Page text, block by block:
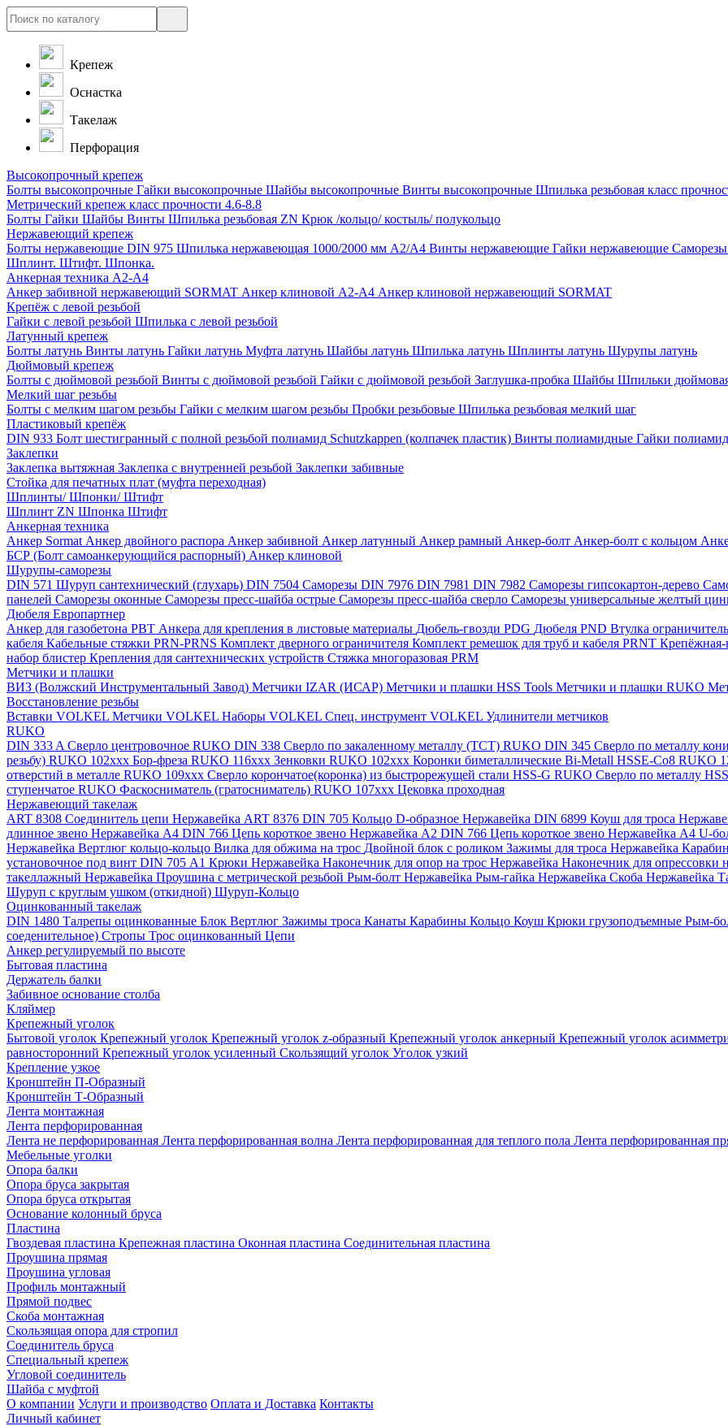
Крепеж
Оснастка
Такелаж
Перфорация
Высокопрочный крепеж
Болты высокопрочные Гайки высокопрочные Шайбы высокопрочные Винты высокопрочные Шпилька резьбовая класс
Метрический крепеж класс прочности 4.6-8.8
Болты Гайки Шайбы Винты Шпилька резьбовая ZN Крюк /кольцо/ костыль/ полукольцо
Нержавеющий крепеж
Болты нержавеющие DIN 975 Шпилька нержавеющая 1000/2000 мм А2/А4 Винты нержавеющие Гайки нержавеющие
Шплинт. Штифт. Шпонка.
Анкерная техника А2-А4
Анкер забивной нержавеющий SORMAT Анкер клиновой A2-A4 Анкер клиновой нержавеющий SORMAT
Крепёж с левой резьбой
Гайки с левой резьбой Шпилька с левой резьбой
Латунный крепеж
Болты латунь Винты латунь Гайки латунь Муфта латунь Шайбы латунь Шпилька латунь Шплинты латунь Шурупы латунь
Дюймовый крепеж
Болты с дюймовой резьбой Винты с дюймовой резьбой Гайки с дюймовой резьбой Заглушка-пробка Шайбы Шпильки дюймовая
Мелкий шаг резьбы
Болты с мелким шагом резьбы Гайки с мелким шагом резьбы Пробки резьбовые Шпилька резьбовая мелкий шаг
Пластиковый крепёж
DIN 933 Болт шестигранный с полной резьбой полиамид Schutzkappen (колпачек пластик) Винты полиамидные Гайки
Заклепки
Заклепка вытяжная Заклепка с внутренней резьбой Заклепки забивные
Стойка для печатных плат (муфта переходная)
Шплинты/ Шпонки/ Штифт
Шплинт ZN Шпонка Штифт
Анкерная техника
Анкер Sormat Анкер двойного распора Анкер забивной Анкер латунный Анкер рамный Анкер-болт Анкер-болт с кольцом
БСР (Болт самоанкерующийся распорный) Анкер клиновой
Шурупы-саморезы
DIN 571 Шуруп сантехнический (глухарь) DIN 7504 Саморезы DIN 7976 DIN 7981 DIN 7982 Саморезы гипсокартон-дерево
панелей Саморезы оконные Саморезы пресс-шайба острые Саморезы пресс-шайба сверло Саморезы универсальные желтый
Дюбеля Европартнер
Анкер для газобетона PBT Анкера для крепления в листовые материалы Дюбель-гвозди PDG Дюбеля PND Втулка
кабеля Кабельные стяжки PRN-PRNS Комплект дверного ограничителя Комплект ремешок для труб и кабеля PRNT Крепёжная-
набор блистер Крепления для сантехнических устройств Стяжка многоразовая PRM
Метчики и плашки
ВИЗ (Волжский Инструментальный Завод) Метчики IZAR (ИСАР) Метчики и плашки HSS Tools Метчики и плашки RUKO
Восстановление резьбы
Вставки VOLKEL Метчики VOLKEL Наборы VOLKEL Спец. инструмент VOLKEL Удлинители метчиков
RUKO
DIN 333 A Сверло центровочное RUKO DIN 338 Сверло по закаленному металлу (ТСТ) RUKO DIN 345 Сверло по металлу
резьбу) RUKO 102xxx Бор-фреза RUKO 116xxx Зенковки RUKO 102xxx Коронки биметаллические Bi-Metall HSSE-Co8 RUKO
отверстий в металле RUKO 109ххх Сверло корончатое(коронка) из быстрорежущей стали HSS-G RUKO Сверло по металлу
ступенчатое RUKO Фаскосниматель (гратосниматель) RUKO 107xxx Цековка проходная
Нержавеющий такелаж
ART 8308 Соединитель цепи Нержавейка ART 8376 DIN 705 Кольцо D-образное Нержавейка DIN 6899 Коуш для троса
длинное звено Нержавейка A4 DIN 766 Цепь короткое звено Нержавейка A2 DIN 766 Цепь короткое звено Нержавейка А4 U-
Нержавейка Вертлюг кольцо-кольцо Вилка для обжима на трос Двойной блок с роликом Зажимы для троса Нержавейка
установочное под винт DIN 705 А1 Крюки Нержавейка Наконечник для опор на трос Нержавейка Наконечник для опрессовки
такеллажный Нержавейка Проушина с метрической резьбой Рым-болт Нержавейка Рым-гайка Нержавейка Скоба Нержавейка
Шуруп с круглым ушком (откидной) Шуруп-Кольцо
Оцинкованный такелаж
DIN 1480 Талрепы оцинкованные Блок Вертлюг Зажимы троса Канаты Карабины Кольцо Коуш Крюки грузоподъемные Рым-
соеденительное) Стропы Трос оцинкованный Цепи
Анкер регулируемый по высоте
Бытовая пластина
Держатель балки
Забивное основание столба
Кляймер
Крепежный уголок
Бытовой уголок Крепежный уголок Крепежный уголок z-образный Крепежный уголок анкерный Крепежный уголок
равносторонний Крепежный уголок усиленный Скользящий уголок Уголок узкий
Крепление узкое
Кронштейн П-Образный
Кронштейн Т-Образный
Лента монтажная
Лента перфорированная
Лента не перфорированная Лента перфорированная волна Лента перфорированная для теплого пола Лента перфорированная
Мебельные уголки
Опора балки
Опора бруса закрытая
Опора бруса открытая
Основание колонный бруса
Пластина
Гвоздевая пластина Крепежная пластина Оконная пластина Соединительная пластина
Проушина прямая
Проушина угловая
Профиль монтажный
Прямой подвес
Скоба монтажная
Скользящая опора для стропил
Соединитель бруса
Специальный крепеж
Угловой соединитель
Шайба с муфтой
О компании Услуги и производство Оплата и Доставка Контакты
Личный кабинет